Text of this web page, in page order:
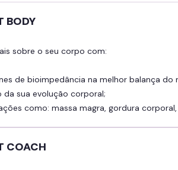
BODY
sobre o seu corpo com:
de bioimpedância na melhor balança do
da sua evolução corporal;
como: massa magra, gordura
COACH